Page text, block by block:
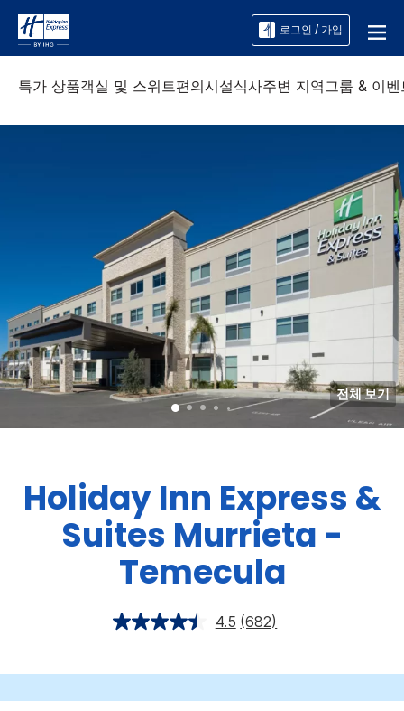
로그인 / 가입
특가 상품객실 및 스위트편의시설식사주변 지역그룹 & 이벤
전체 보기
Holiday Inn Express &
Suites Murrieta -
Temecula
4.5 (682)